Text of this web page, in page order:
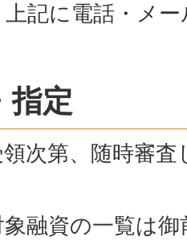
記に電話・メ
指定
次第、随時審
融資の一覧は